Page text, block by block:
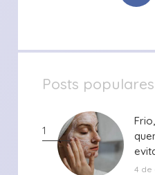
Posts populares
1
4 de